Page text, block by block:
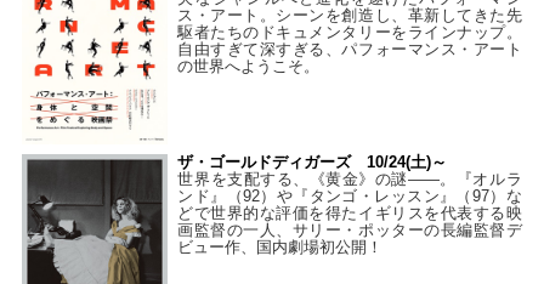
ス・アート。シーンを創造し、革新してきた先
駆者たちのドキュメンタリーをラインナップ。
自由すぎて深すぎる、パフォーマンス・アート
の世界へようこそ。
ザ・ゴールドディガーズ 10/24(土)～
世界を支配する、《黄金》の謎――。『オルラ
ンド』（92）や『タンゴ・レッスン』（97）な
どで世界的な評価を得たイギリスを代表する映
画監督の一人、サリー・ポッターの長編監督デ
ビュー作、国内劇場初公開！